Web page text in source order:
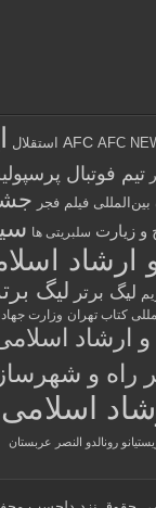
AFC AFC استقلال
تیم فوتبال
فیلم فجر
و زیارت سلبریتی ها
ارشاد
لیگ برتر لیگ
کتاب تهران وزارت
ارشاد
راه و
اسلامی
رونالدو النصر عربستان